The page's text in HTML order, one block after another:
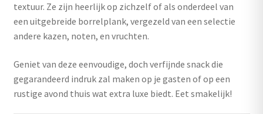
textuur. Ze zijn heerlijk op zichzelf of als onderdeel van
een uitgebreide borrelplank, vergezeld van een selectie
andere kazen, noten, en vruchten.
Geniet van deze eenvoudige, doch verfijnde snack die
gegarandeerd indruk zal maken op je gasten of op een
rustige avond thuis wat extra luxe biedt. Eet smakelijk!